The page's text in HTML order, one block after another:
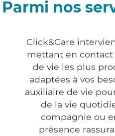
Parmi nos
Click&Care
mettant en contact
de vie les plus
adaptées à vos
auxiliaire de vie
de la vie
compagnie ou
présence